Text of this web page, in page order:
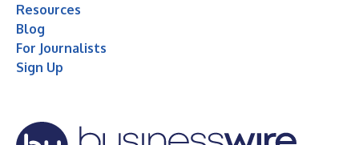
Resources
Blog
For Journalists
Sign Up